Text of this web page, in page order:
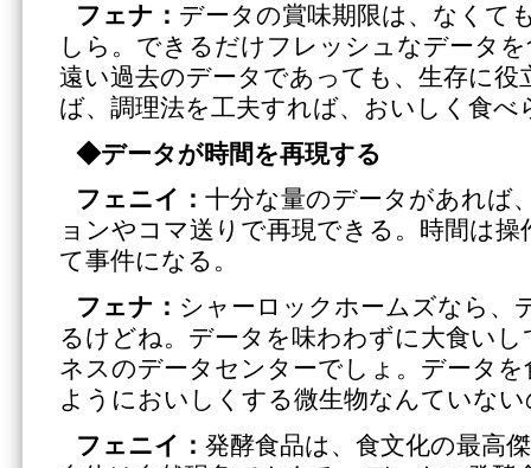
フェナ： データの賞味期限は、なくて
しら。できるだけフレッシュなデータ
遠い過去のデータであっても、生存に役
ば、調理法を工夫すれば、おいしく食べ
◆データが時間を再現する
フェニイ： 十分な量のデータがあれば
ョンやコマ送りで再現できる。時間は
て事件になる。
フェナ： シャーロックホームズなら、
るけどね。データを味わわずに大食い
ネスのデータセンターでしょ。データ
ようにおいしくする微生物なんていな
フェニイ： 発酵食品は、食文化の最高